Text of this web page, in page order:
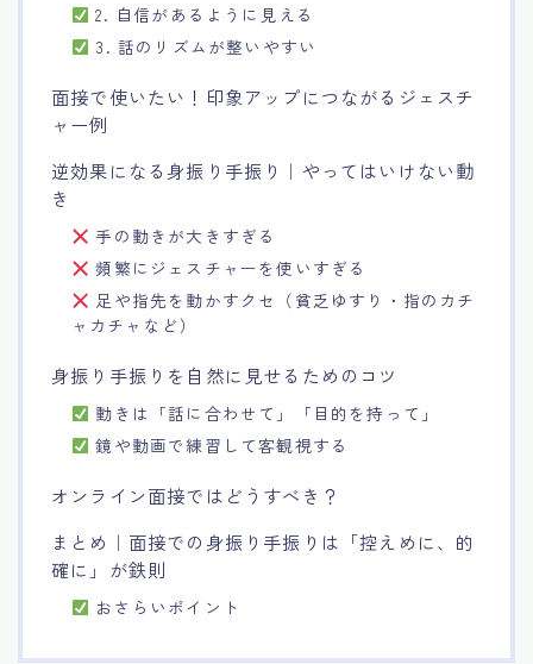
2. 自信があるように見える
3. 話のリズムが整いやすい
面接で使いたい！印象アップにつながるジェスチ
ャー例
逆効果になる身振り手振り｜やってはいけない動
き
手の動きが大きすぎる
頻繁にジェスチャーを使いすぎる
足や指先を動かすクセ（貧乏ゆすり・指のカチ
ャカチャなど）
身振り手振りを自然に見せるためのコツ
動きは「話に合わせて」「目的を持って」
鏡や動画で練習して客観視する
オンライン面接ではどうすべき？
まとめ｜面接での身振り手振りは「控えめに、的
確に」が鉄則
おさらいポイント